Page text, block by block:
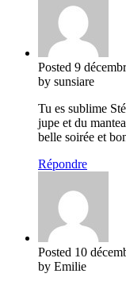
Posted 9
by sunsiare
Tu es sublime
jupe et du
belle soirée et
Répondre
Posted 10
by Emilie